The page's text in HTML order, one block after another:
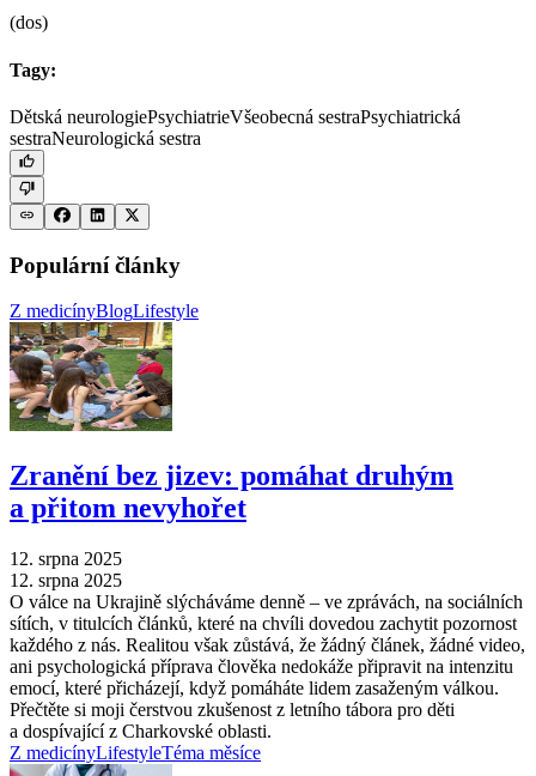
(dos)
Tagy:
Dětská neurologiePsychiatrieVšeobecná sestraPsychiatrická
sestraNeurologická sestra
Populární články
Z medicínyBlogLifestyle
Zranění bez jizev: pomáhat druhým
a přitom nevyhořet
12. srpna 2025
12. srpna 2025
O válce na Ukrajině slýcháváme denně –⁠ ve zprávách, na sociálních
sítích, v titulcích článků, které na chvíli dovedou zachytit pozornost
každého z nás. Realitou však zůstává, že žádný článek, žádné video,
ani psychologická příprava člověka nedokáže připravit na intenzitu
emocí, které přicházejí, když pomáháte lidem zasaženým válkou.
Přečtěte si moji čerstvou zkušenost z letního tábora pro děti
a dospívající z Charkovské oblasti.
Z medicínyLifestyleTéma měsíce